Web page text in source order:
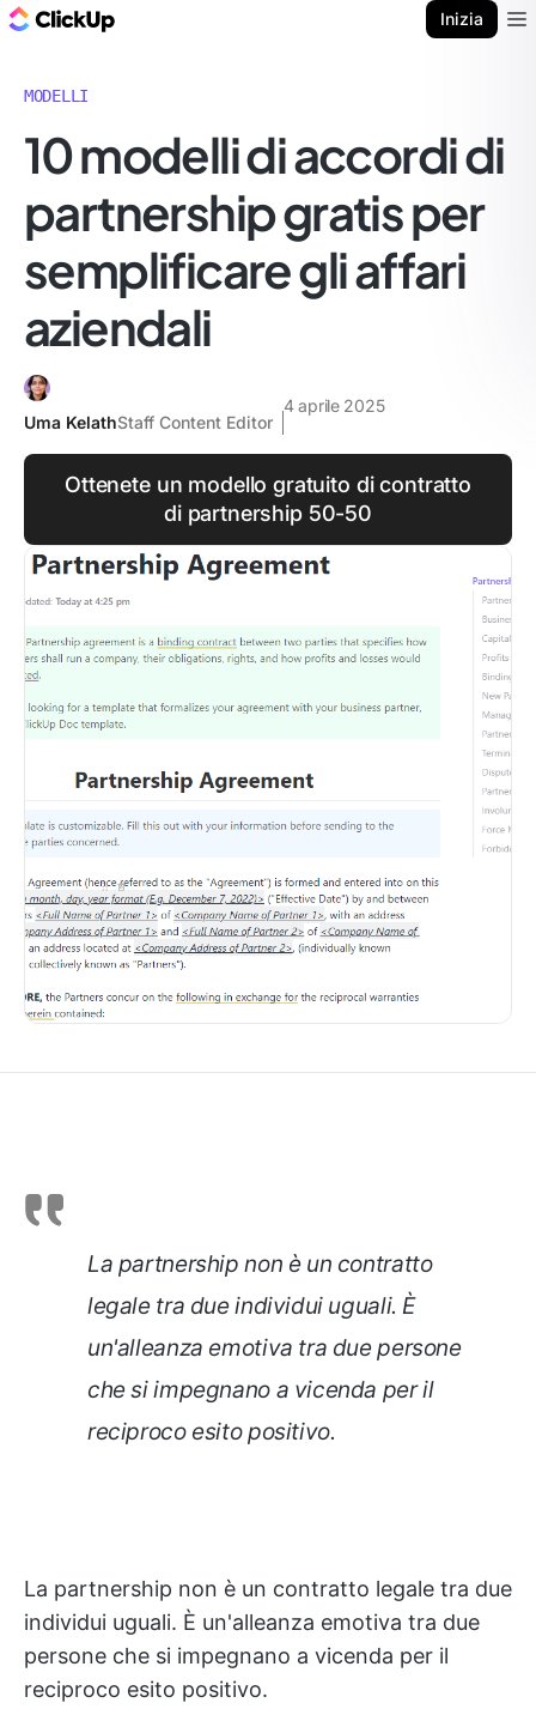
Inizia
MODELLI
10 modelli di accordi di
partnership gratis per
semplificare gli affari
aziendali
Uma KelathStaff Content Editor
4 aprile 2025
Ottenete un modello gratuito di contratto
di partnership 50-50
La partnership non è un contratto
legale tra due individui uguali. È
un'alleanza emotiva tra due persone
che si impegnano a vicenda per il
reciproco esito positivo.
La partnership non è un contratto legale tra due
individui uguali. È un'alleanza emotiva tra due
persone che si impegnano a vicenda per il
reciproco esito positivo.